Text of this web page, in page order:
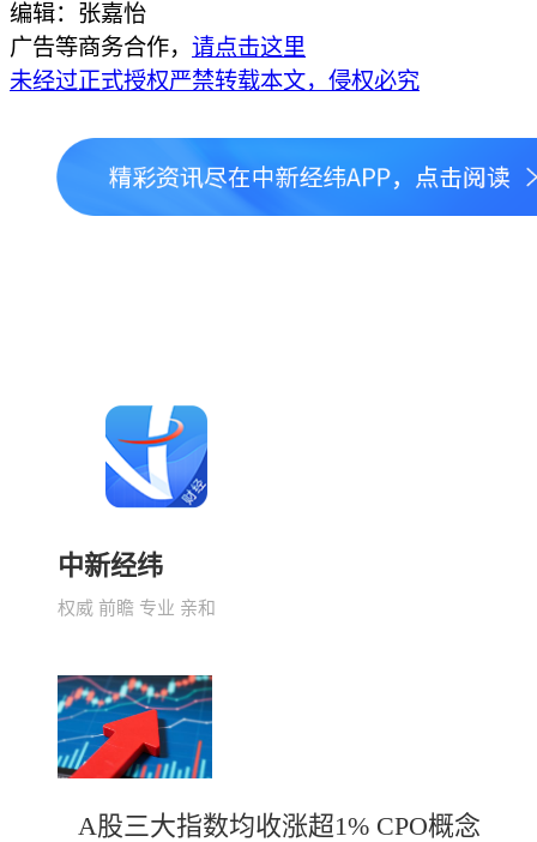
编辑：张嘉怡
广告等商务合作， 请点击这里
未经过正式授权严禁转载本文，侵权必究
中新经纬
权威 前瞻 专业 亲和
A股三大指数均收涨超1% CPO概念